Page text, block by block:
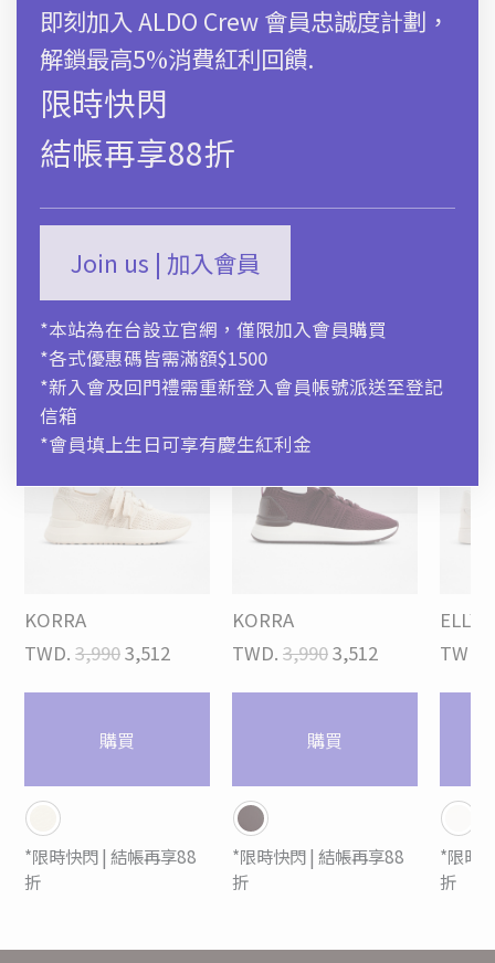
即刻加入 ALDO Crew 會員忠誠度計劃，
解鎖最高5%消費紅利回饋.
限時快閃
結帳再享88折
Join us | 加入會員
*本站為在台設立官網，僅限加入會員購買
*各式優惠碼皆需滿額$1500
*新入會及回門禮需重新登入會員帳號派送至登記
信箱
*會員填上生日可享有慶生紅利金
選擇選項
尺碼對照表
運送及售後服務
KORRA
TWD. 3,9903,512
購買
*限時快閃 | 結帳再享88
折
KORRA
TWD. 3,9903,512
購買
*限時快閃 | 結帳再享88
折
TWD.
*限時
折